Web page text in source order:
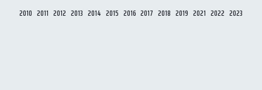
2010 2011 2012 2013 2014 2015 2016 2017 2018 2019 2021 2022 2023